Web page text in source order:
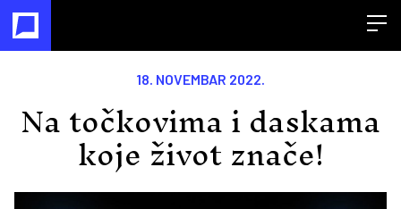
18. NOVEMBAR 2022.
Na točkovima i daskama
koje život znače!